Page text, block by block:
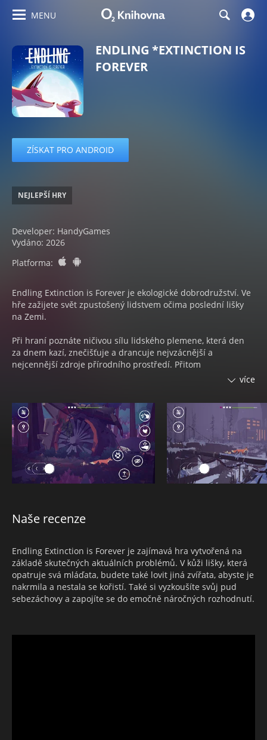
MENU
ENDLING *EXTINCTION IS
FOREVER
ZÍSKAT PRO ANDROID
NEJLEPŠÍ HRY
Developer: HandyGames
Vydáno: 2026
Platforma:
ios
Endling Extinction is Forever je ekologické dobrodružství. Ve
hře zažijete svět zpustošený lidstvem očima poslední lišky
na Zemi.
Při hraní poznáte ničivou sílu lidského plemene, která den
za dnem kazí, znečišťuje a drancuje nejvzácnější a
nejcennější zdroje přírodního prostředí. Přitom
prozkoumáte různé trojrozměrné oblasti bočního posouvání
všímáte si jejich jedinečných osobností a obav, a co je
nejdůležitější, pomůžete jim přežít.
Musíte využít nočního šera ke kradmému převedení svého
mladého potomstva na bezpečnější místo. Den strávíte
odpočinkem v improvizovaném úkrytu a budete pečlivě
plánovat svůj další posun, protože by mohl být pro vás a
vaše mláďata poslední.
více
Naše recenze
Endling Extinction is Forever je zajímavá hra vytvořená na
základě skutečných aktuálních problémů. V kůži lišky, která
opatruje svá mláďata, budete také lovit jiná zvířata, abyste je
nakrmila a nestala se kořistí. Také si vyzkoušíte svůj pud
sebezáchovy a zapojíte se do emočně náročných rozhodnutí.